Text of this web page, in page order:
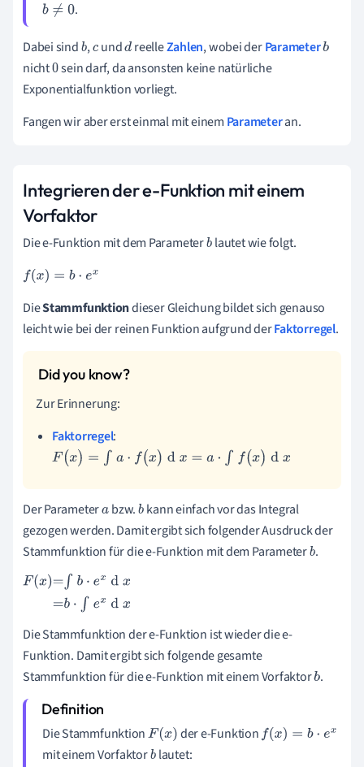
b ≠0 .
Dabei sindb,c unddreelleZahlen, wobei derParameterb
nicht0sein darf, da ansonsten keine natürliche
Exponentialfunktion vorliegt.
Fangen wir aber erst einmal mit einem Parameteran.
Integrieren der e-Funktion mit einem
Vorfaktor
Die e-Funktion mit dem Parameterblautet wie folgt.
f(x)=b ·ex
DieStammfunktiondieser Gleichung bildet sich genauso
leicht wie bei der reinen Funktion aufgrund derFaktorregel.
Zur Erinnerung:
Faktorregel:
F(x)=∫ a·f( x) dx=a ·∫f(x)d x
Der Parametera bzw.bkann einfach vor das Integral
gezogen werden.Damit ergibt sich folgender Ausdruck der
Stammfunktion für die e-Funktion mit dem Parameterb.
x =∫ e x= b·∫ ex
Die Stammfunktion der e-Funktion ist wieder die e-
Funktion. Damit ergibt sich folgende gesamte
Stammfunktion für die e-Funktion mit einem Vorfaktorb.
Die StammfunktionF(x) der e-Funktionf(x)=b ·ex
mit einem Vorfaktorblautet: